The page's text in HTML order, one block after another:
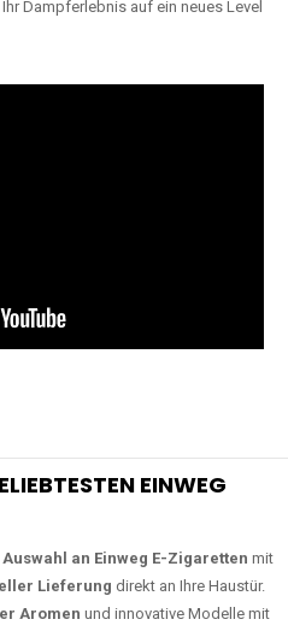
Dampferlebnis auf ein neues Level
EINWEG
an Einweg E-Zigaretten mit
Lieferung direkt an Ihre Haustür.
Aromen und innovative Modelle mit